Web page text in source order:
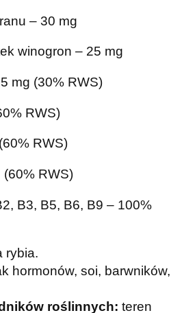
– 30 mg
winogron – 25 mg
mg (30% RWS)
RWS)
RWS)
(60% RWS)
B3, B5, B6, B9 – 100%
rybia.
hormonów, soi, barwników,
roślinnych: teren